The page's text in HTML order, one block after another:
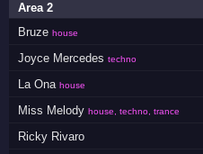
Area 2
Bruze house
Joyce Mercedes techno
La Ona house
Miss Melody house, techno, trance
Ricky Rivaro